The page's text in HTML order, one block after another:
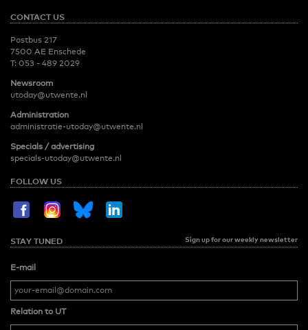
CONTACT US
Postbus 217
7500 AE Enschede
T: 053 - 489 2029
Newsroom
utoday@utwente.nl
Administration
administratie-utoday@utwente.nl
Specials / advertising
specials-utoday@utwente.nl
FOLLOW US
STAY TUNED Sign up for our weekly newsletter
E-mail
Relation to UT